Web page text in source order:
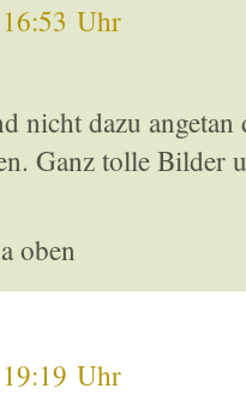
Uhr
nicht dazu angetan
Ganz tolle Bilder
oben
Uhr